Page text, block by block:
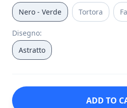
Nero - Verde
Tortora
Disegno:
Astratto
ADD TO